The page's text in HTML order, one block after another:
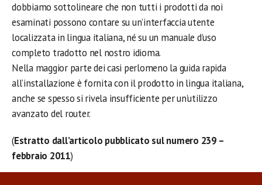
dobbiamo sottolineare che non tutti i prodotti da noi
esaminati possono contare su un’interfaccia utente
localizzata in lingua italiana, né su un manuale d’uso
completo tradotto nel nostro idioma.
Nella maggior parte dei casi perlomeno la guida rapida
all’installazione è fornita con il prodotto in lingua italiana,
anche se spesso si rivela insufficiente per un’utilizzo
avanzato del router.
(Estratto dall’articolo pubblicato sul numero 239 –
febbraio 2011)